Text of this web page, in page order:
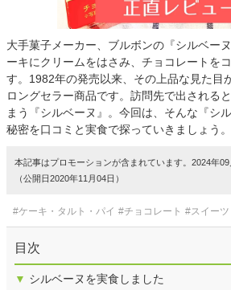
大手菓子メーカー、ブルボンの『シルベー
ーキにクリームをはさみ、チョコレートを
す。1982年の発売以来、その上品な見た目
ロングセラー商品です。訪問先で出される
まう『シルベーヌ』。今回は、そんな『シ
秘密を口コミと実食で探っていきましょう。
本記事はプロモーションが含まれています。2024年
（公開日2020年11月04日）
#ケーキ・タルト・パイ #チョコレート #スイー
目次
▼ シルベーヌを実食しました